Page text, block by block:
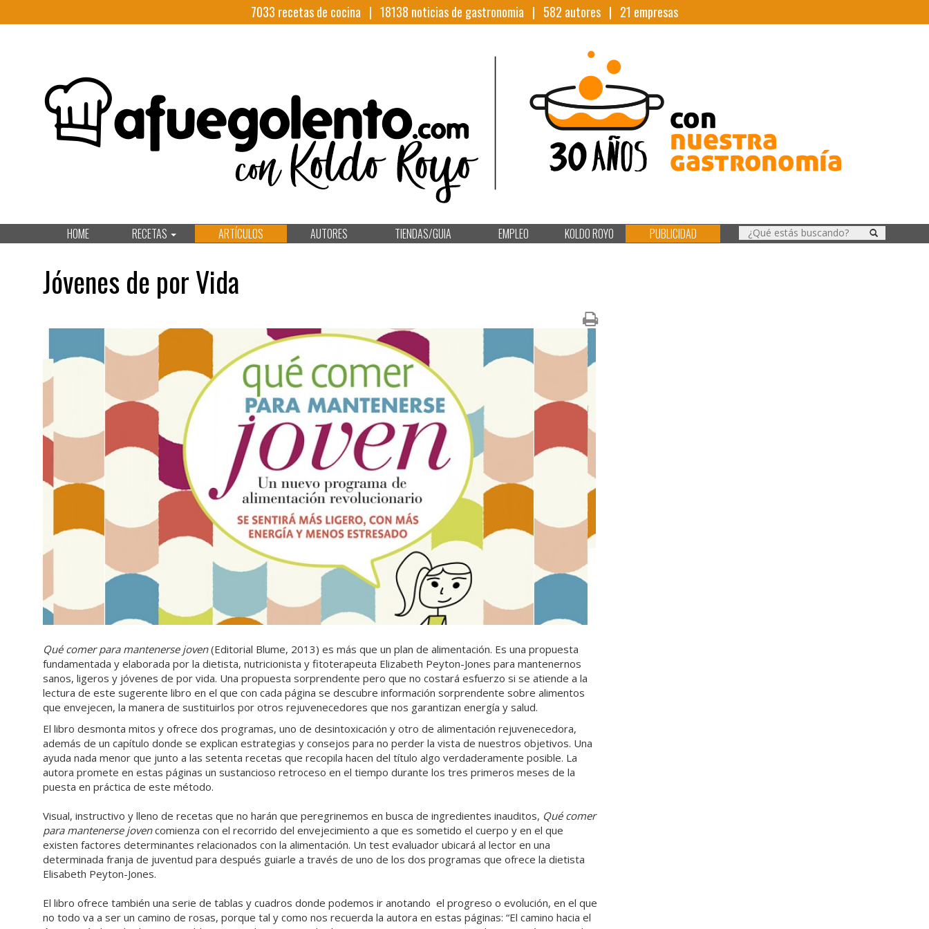
7033 recetas de cocina | 18138 noticias de gastronomia | 582 autores | 21 empresas
HOME RECETAS ARTÍCULOS AUTORES TIENDAS/GUIA EMPLEO KOLDO ROYO PUBLICIDAD
Jóvenes de por Vida
Qué comer para mantenerse joven(Editorial Blume, 2013) es más que un plan de alimentación. Es una propuesta
fundamentada y elaborada por la dietista, nutricionista y fitoterapeuta Elizabeth Peyton-Jones para mantenernos
sanos, ligeros y jóvenes de por vida. Una propuesta sorprendente pero que no costará esfuerzo si se atiende a la
lectura de este sugerente libro en el que con cada página se descubre información sorprendente sobre alimentos
que envejecen, la manera de sustituirlos por otros rejuvenecedores que nos garantizan energía y salud.
El libro desmonta mitos y ofrece dos programas, uno de desintoxicación y otro de alimentación rejuvenecedora,
además de un capítulo donde se explican estrategias y consejos para no perder la vista de nuestros objetivos. Una
ayuda nada menor que junto a las setenta recetas que recopila hacen del título algo verdaderamente posible. La
autora promete en estas páginas un sustancioso retroceso en el tiempo durante los tres primeros meses de la
puesta en práctica de este método.
Visual, instructivo y lleno de recetas que no harán que peregrinemos en busca de ingredientes inauditos, Qué comer
para mantenerse jovencomienza con el recorrido del envejecimiento a que es sometido el cuerpo y en el que
existen factores determinantes relacionados con la alimentación. Un test evaluador ubicará al lector en una
determinada franja de juventud para después guiarle a través de uno de los dos programas que ofrece la dietista
Elisabeth Peyton-Jones.
El libro ofrece también una serie de tablas y cuadros donde podemos ir anotando el progreso o evolución, en el que
no todo va a ser un camino de rosas, porque tal y como nos recuerda la autora en estas páginas: “El camino hacia el